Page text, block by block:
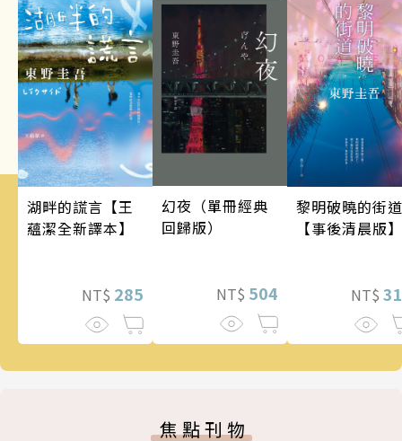
湖畔的謊言【王
蘊潔全新譯本】
NT$ 285
幻夜（單冊經典
回歸版）
NT$ 504
黎明破曉的街道
【事後清晨版】
NT$
焦點刊物